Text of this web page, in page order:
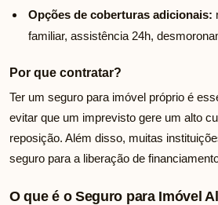
Opções de coberturas adicionais:
familiar, assistência 24h,
Por que contratar?
Ter um seguro para imóvel próprio é
evitar que um imprevisto gere um alto
reposição. Além disso, muitas
seguro para a liberação de
O que é o Seguro para Imóvel